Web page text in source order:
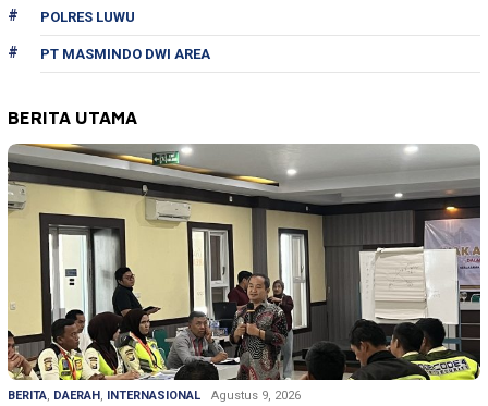
POLRES LUWU
PT MASMINDO DWI AREA
BERITA UTAMA
BERITA, DAERAH, INTERNASIONAL Agustus 9, 2026